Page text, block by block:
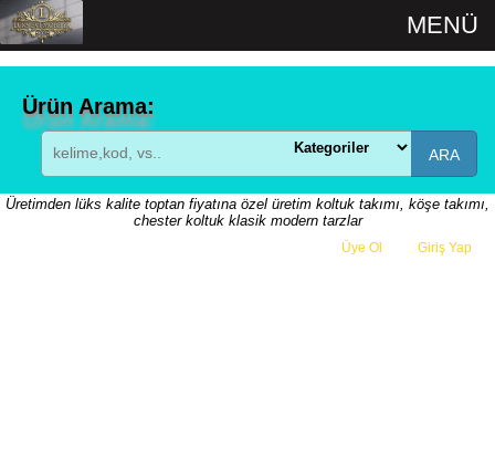
MENÜ
Ürün Arama:
ARA
Üretimden lüks kalite toptan fiyatına özel üretim koltuk takımı, köşe takımı,
chester koltuk klasik modern tarzlar
Üye Ol Giriş Yap